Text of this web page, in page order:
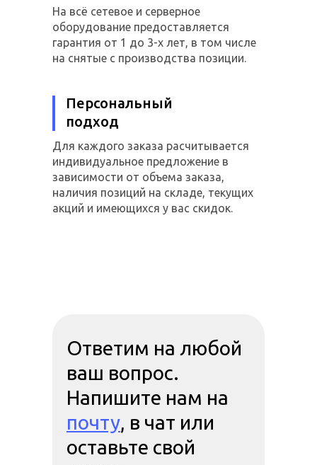
На всё сетевое и серверное
оборудование предоставляется
гарантия от 1 до 3-х лет, в том числе
на снятые с производства позиции.
Персональный
подход
Для каждого заказа расчитывается
индивидуальное предложение в
зависимости от объема заказа,
наличия позиций на складе, текущих
акций и имеющихся у вас скидок.
Ответим на любой
ваш вопрос.
Напишите нам на
почту, в чат или
оставьте свой